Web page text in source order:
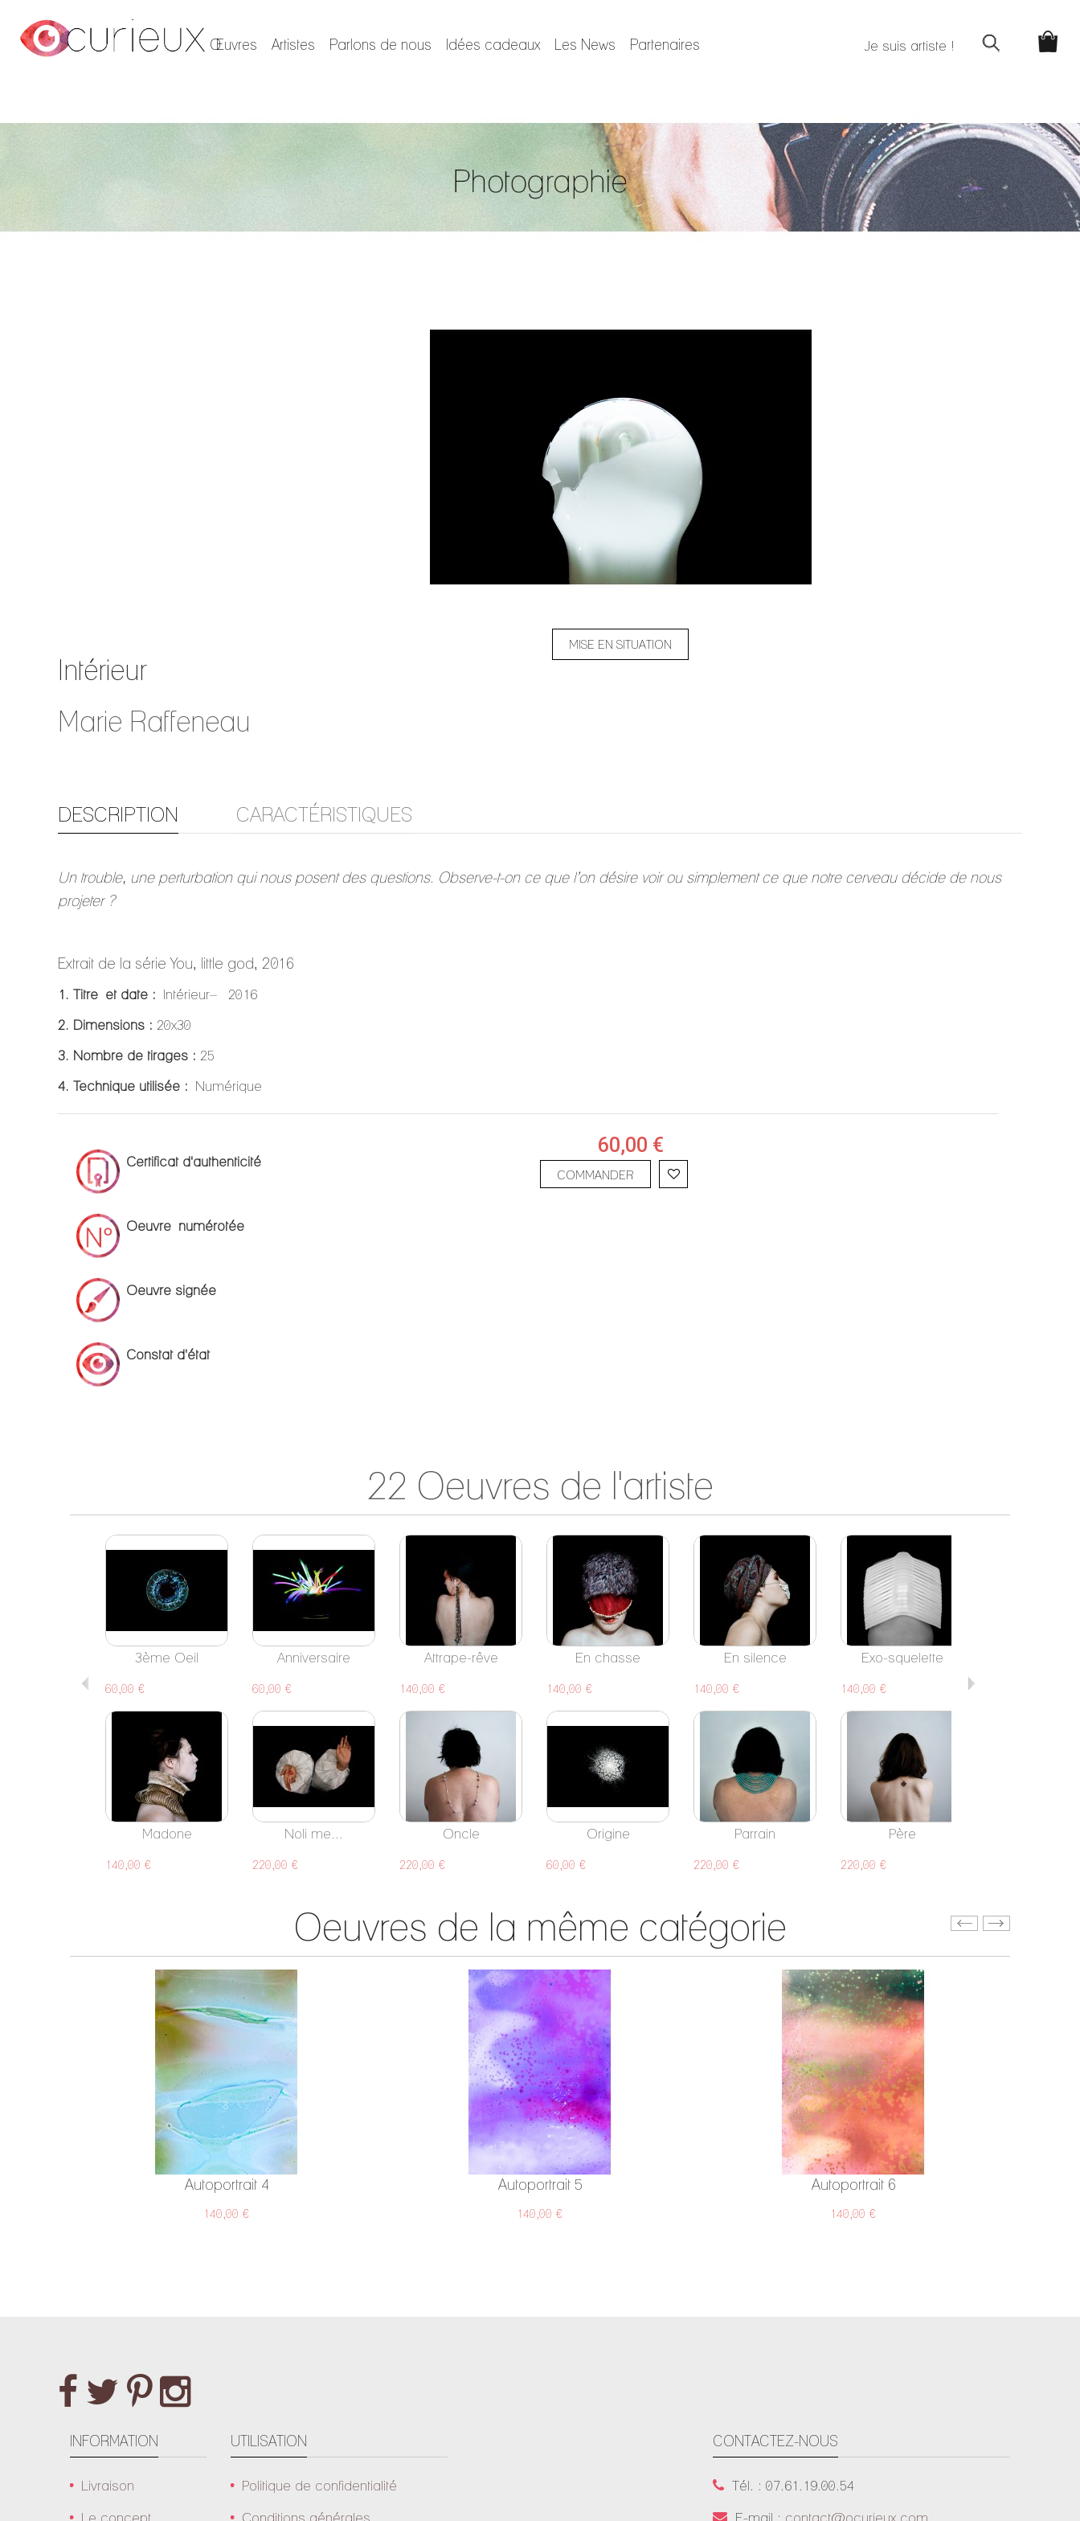
Œuvres Artistes Parlons de nous Idées cadeaux Les News Partenaires Je suis artiste !
MISE EN SITUATION
Intérieur
Marie Raffeneau
DESCRIPTION CARACTÉRISTIQUES
Un trouble, une perturbation qui nous posent des questions. Observe-t-on ce que l’on désire voir ou simplement ce que notre cerveau décide de nous
projeter ?
Extrait de la série You, little god, 2016
1. Titre et date : Intérieur– 2016
2. Dimensions : 20x30
3. Nombre de tirages : 25
4. Technique utilisée : Numérique
Certificat d'authenticité
Oeuvre numérotée
Oeuvre signée
Constat d'état
60,00 €
COMMANDER
22 Oeuvres de l'artiste
3ème Oeil
60,00 €
Anniversaire
60,00 €
Attrape-rêve
140,00 €
En chasse
140,00 €
En silence
140,00 €
Exo-squelette
140,00 €
Madone
140,00 €
Noli me...
220,00 €
Oncle
220,00 €
Origine
60,00 €
Parrain
220,00 €
Père
220,00 €
Oeuvres de la même catégorie
Autoportrait 4
140,00 €
Autoportrait 5
140,00 €
Autoportrait 6
140,00 €
CONTACTEZ-NOUS
Tél. : 07.61.19.00.54
E-mail : contact@ocurieux.com
INFORMATION
Livraison
Le concept
UTILISATION
Politique de confidentialité
Conditions générales